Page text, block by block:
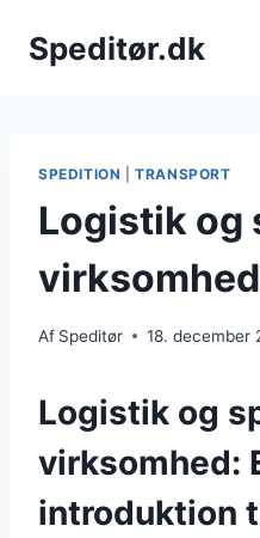
Speditør.dk
SPEDITION |TRANSPORT
Logistik og
virksomhed
Af Speditør 18. december
Logistik og
virksomhed:
introduktion